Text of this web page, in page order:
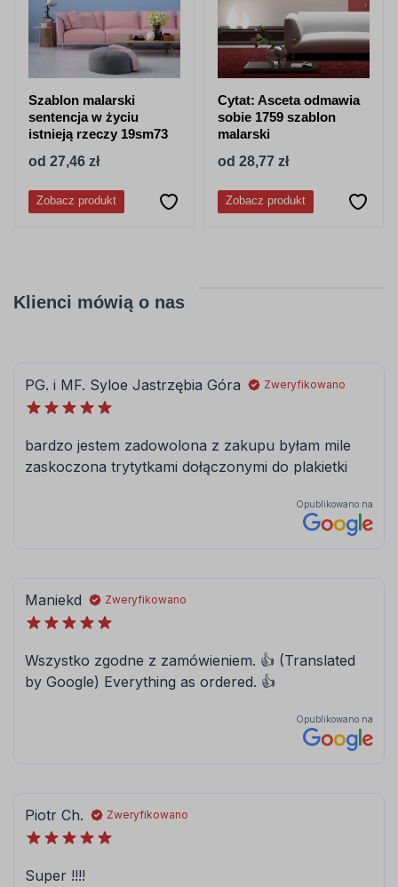
Szablon malarski
sentencja w życiu
istnieją rzeczy 19sm73
od 27,46 zł
Zobacz produkt
Cytat: Asceta odmawia
sobie 1759 szablon
malarski
od 28,77 zł
Zobacz produkt
Klienci mówią o nas